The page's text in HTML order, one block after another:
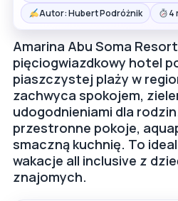
Autor: Hubert Podróżnik
4
Amarina Abu Soma
pięciogwiazdkowy hotel
piaszczystej plaży w
zachwyca spokojem,
udogodnieniami dla
przestronne pokoje,
smaczną kuchnię. To
wakacje all inclusive z
znajomych.